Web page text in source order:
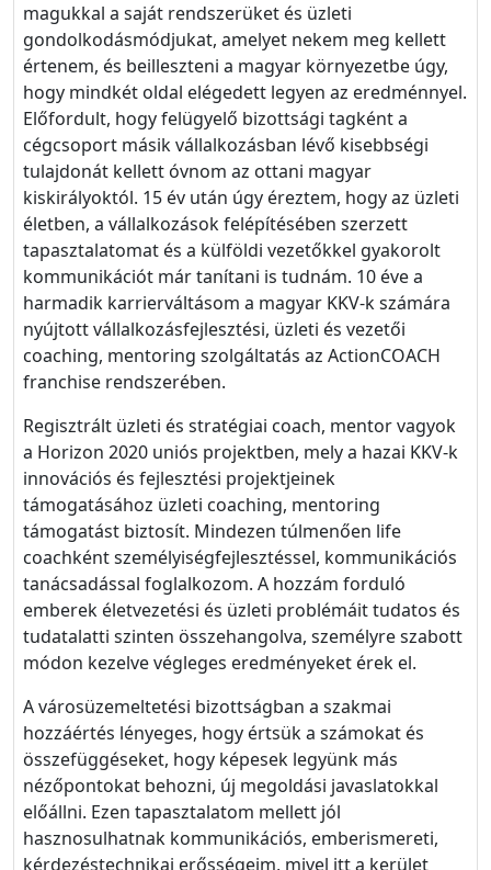
magukkal a saját rendszerüket és üzleti
gondolkodásmódjukat, amelyet nekem meg kellett
értenem, és beilleszteni a magyar környezetbe úgy,
hogy mindkét oldal elégedett legyen az eredménnyel.
Előfordult, hogy felügyelő bizottsági tagként a
cégcsoport másik vállalkozásban lévő kisebbségi
tulajdonát kellett óvnom az ottani magyar
kiskirályoktól. 15 év után úgy éreztem, hogy az üzleti
életben, a vállalkozások felépítésében szerzett
tapasztalatomat és a külföldi vezetőkkel gyakorolt
kommunikációt már tanítani is tudnám. 10 éve a
harmadik karrierváltásom a magyar KKV-k számára
nyújtott vállalkozásfejlesztési, üzleti és vezetői
coaching, mentoring szolgáltatás az ActionCOACH
franchise rendszerében.
Regisztrált üzleti és stratégiai coach, mentor vagyok
a Horizon 2020 uniós projektben, mely a hazai KKV-k
innovációs és fejlesztési projektjeinek
támogatásához üzleti coaching, mentoring
támogatást biztosít. Mindezen túlmenően life
coachként személyiségfejlesztéssel, kommunikációs
tanácsadással foglalkozom. A hozzám forduló
emberek életvezetési és üzleti problémáit tudatos és
tudatalatti szinten összehangolva, személyre szabott
módon kezelve végleges eredményeket érek el.
A városüzemeltetési bizottságban a szakmai
hozzáértés lényeges, hogy értsük a számokat és
összefüggéseket, hogy képesek legyünk más
nézőpontokat behozni, új megoldási javaslatokkal
előállni. Ezen tapasztalatom mellett jól
hasznosulhatnak kommunikációs, emberismereti,
kérdezéstechnikai erősségeim, mivel itt a kerület